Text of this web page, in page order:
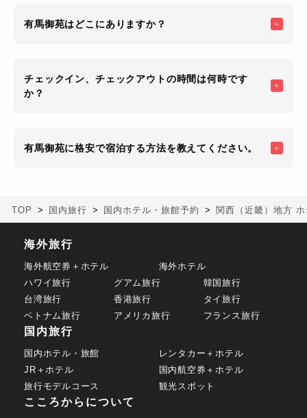
有馬御苑はどこにありますか？
チェックイン、チェックアウトの時間は何時です
か？
有馬御苑に格安で宿泊する方法を教えてください。
TOP 国内旅行 国内ホテル・旅館予約 関西（近畿）地方
海外旅行
海外航空券＋ホテル
海外ホテル
ハワイ旅行
グアム旅行
韓国旅行
台湾旅行
香港旅行
タイ旅行
ベトナム旅行
アメリカ旅行 フランス旅行
国内旅行
国内ホテル・旅館
レンタカー＋ホテル
JR＋ホテル
国内航空券＋ホテル
旅行モデルコース
観光スポット
こころからについて